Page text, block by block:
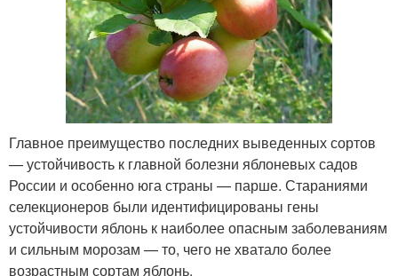
Главное преимущество последних выведенных сортов
— устойчивость к главной болезни яблоневых садов
России и особенно юга страны — парше. Стараниями
селекционеров были идентифицированы гены
устойчивости яблонь к наиболее опасным заболеваниям
и сильным морозам — то, чего не хватало более
возрастным сортам яблонь.